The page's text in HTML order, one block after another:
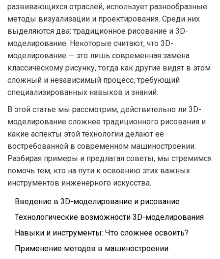
развивающихся отраслей, использует разнообразные
методы визуализации и проектирования. Среди них
выделяются два: традиционное рисование и 3D-
моделирование. Некоторые считают, что 3D-
моделирование — это лишь современная замена
классическому рисунку, тогда как другие видят в этом
сложный и независимый процесс, требующий
специализированных навыков и знаний.
В этой статье мы рассмотрим, действительно ли 3D-
моделирование сложнее традиционного рисования и
какие аспекты этой технологии делают её
востребованной в современном машиностроении.
Разбирая примеры и предлагая советы, мы стремимся
помочь тем, кто на пути к освоению этих важных
инструментов инженерного искусства.
Введение в 3D-моделирование и рисование
Технологические возможности 3D-моделирования
Навыки и инструменты: Что сложнее освоить?
Применение методов в машиностроении